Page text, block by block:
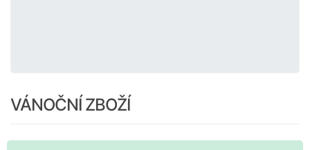
VÁNOČNÍ ZBOŽÍ